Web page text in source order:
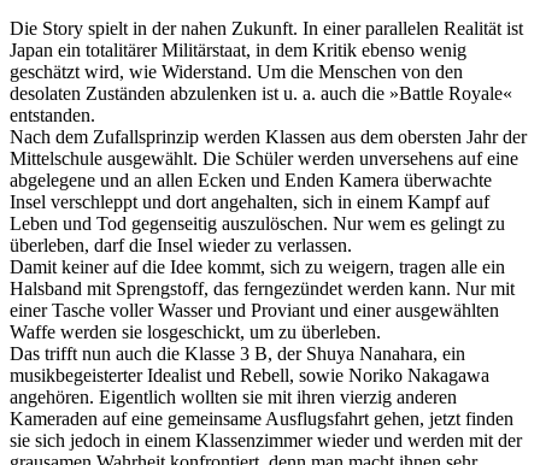
Die Story spielt in der nahen Zukunft. In einer parallelen Realität ist
Japan ein totalitärer Militärstaat, in dem Kritik ebenso wenig
geschätzt wird, wie Widerstand. Um die Menschen von den
desolaten Zuständen abzulenken ist u. a. auch die »Battle Royale«
entstanden.
Nach dem Zufallsprinzip werden Klassen aus dem obersten Jahr der
Mittelschule ausgewählt. Die Schüler werden unversehens auf eine
abgelegene und an allen Ecken und Enden Kamera überwachte
Insel verschleppt und dort angehalten, sich in einem Kampf auf
Leben und Tod gegenseitig auszulöschen. Nur wem es gelingt zu
überleben, darf die Insel wieder zu verlassen.
Damit keiner auf die Idee kommt, sich zu weigern, tragen alle ein
Halsband mit Sprengstoff, das ferngezündet werden kann. Nur mit
einer Tasche voller Wasser und Proviant und einer ausgewählten
Waffe werden sie losgeschickt, um zu überleben.
Das trifft nun auch die Klasse 3 B, der Shuya Nanahara, ein
musikbegeisterter Idealist und Rebell, sowie Noriko Nakagawa
angehören. Eigentlich wollten sie mit ihren vierzig anderen
Kameraden auf eine gemeinsame Ausflugsfahrt gehen, jetzt finden
sie sich jedoch in einem Klassenzimmer wieder und werden mit der